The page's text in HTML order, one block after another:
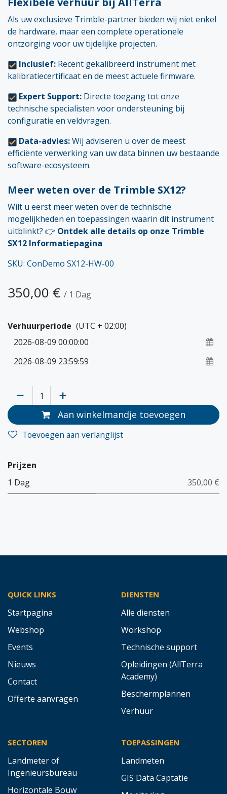
Als uw exclusieve Trimble-partner bieden wij niet enkel
de hardware, maar een complete operationele
ontzorging voor uw tijdelijke projecten.
Inclusief: Recent gekalibreerd instrument met
kalibratiecertificaat en de meest actuele firmware.
Expert Support: Directe toegang tot onze
technische specialisten voor ondersteuning bij
configuratie en veldvragen.
Data-advies:Wij adviseren u over de meest
efficiënte verwerking van uw data binnen uw bestaande
software-ecosysteem.
Meer weten over de Trimble SX12?
Wilt u eerst meer weten over de technische
mogelijkheden en toepassingen waarin dit instrument
uitblinkt? 👉 Ontdek alle details op onze Trimble
SX12 Informatiepagina
SKU: ConDemo SX12-HW-00
350,00 € / 1 Dag
Verhuurperiode (UTC + 02:00)
Aan winkelmandje toevoegen
Toevoegen aan verlanglijst
Prijzen
1 Dag
350,00 €
QUICK LINKS
Startpagina
Webshop
Events
Nieuws
Contact
Offerte aanvragen
DIENSTEN
Alle diensten
Workshop
Technische support
Opleidingen (AllTerra
Academy)
Beschermplannen
Verhuur
SECTOREN
Landmeter of
Ingenieursbureau
Horizontale Bouw
TOEPASSINGEN
Landmeten
GIS Data Captatie